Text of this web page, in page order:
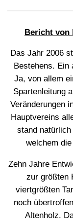
Bericht von
Das Jahr 2006
Bestehens. Ein
Ja, von allem
Spartenleitung
Veränderungen
Hauptvereins
stand
welchem
Zehn Jahre
zur größten
viertgrößten
noch
Altenholz.